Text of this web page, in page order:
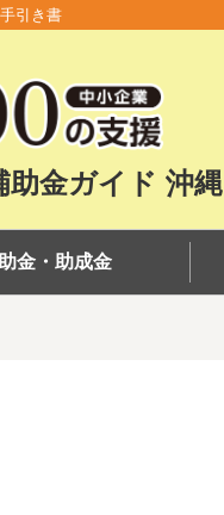
引き書
助金ガイド 沖縄
金・助成金